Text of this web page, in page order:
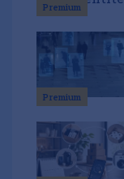
Premium
Premium